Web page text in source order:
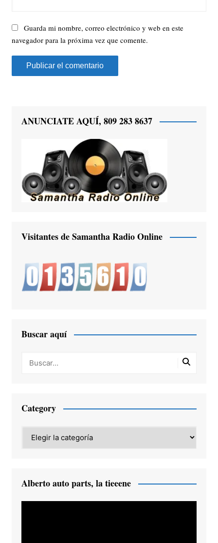
Guarda mi nombre, correo electrónico y web en este
navegador para la próxima vez que comente.
ANUNCIATE AQUÍ, 809 283 8637
Visitantes de Samantha Radio Online
Buscar aquí
Category
Category
Alberto auto parts, la tieeene